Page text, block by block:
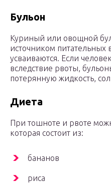
Бульон
Куриный или овощной
источником питательных
усваиваются. Если
вследствие рвоты,
потерянную жидкость,
Диета
При тошноте и рвоте
которая состоит из:
бананов
риса